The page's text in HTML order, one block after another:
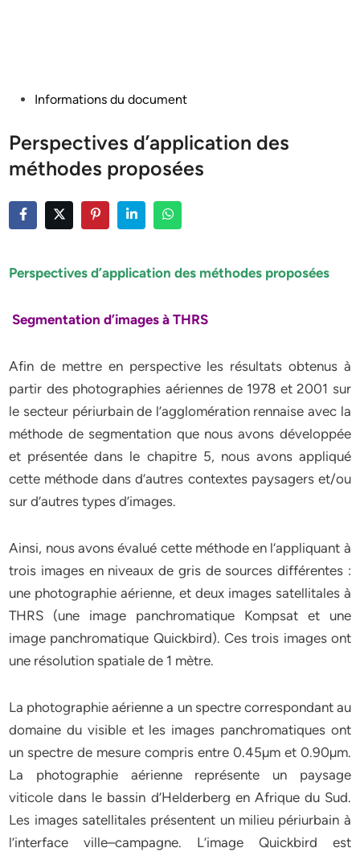
PostedInformations du document
Perspectives d’application des
méthodes proposées
Perspectives d’application des méthodes proposées
Segmentation d’images à THRS
Afin de mettre en perspective les résultats obtenus à
partir des photographies aériennes de 1978 et 2001 sur
le secteur périurbain de l’agglomération rennaise avec la
méthode de segmentation que nous avons développée
et présentée dans le chapitre 5, nous avons appliqué
cette méthode dans d’autres contextes paysagers et/ou
sur d’autres types d’images.
Ainsi, nous avons évalué cette méthode en l’appliquant à
trois images en niveaux de gris de sources différentes :
une photographie aérienne, et deux images satellitales à
THRS (une image panchromatique Kompsat et une
image panchromatique Quickbird). Ces trois images ont
une résolution spatiale de 1 mètre.
La photographie aérienne a un spectre correspondant au
domaine du visible et les images panchromatiques ont
un spectre de mesure compris entre 0.45µm et 0.90µm.
La photographie aérienne représente un paysage
viticole dans le bassin d’Helderberg en Afrique du Sud.
Les images satellitales présentent un milieu périurbain à
l’interface ville–campagne. L’image Quickbird est